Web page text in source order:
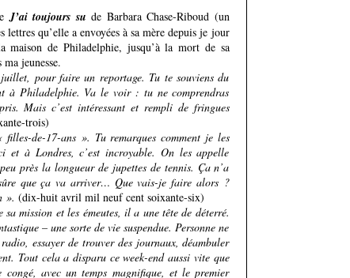
J’ai toujours su de Barbara Chase-Riboud (un
qu’elle a envoyées à sa mère depuis je jour
maison de Philadelphie, jusqu’à la mort de sa
jeunesse.
pour faire un reportage. Tu te souviens du
à Philadelphie. Va le voir : tu ne comprendras
Mais c’est intéressant et rempli de fringues
trois)
de-17-ans ». Tu remarques comment je les
et à Londres, c’est incroyable. On les appelle
près la longueur de jupettes de tennis. Ça n’a
que ça va arriver… Que vais-je faire alors ?
». (dix-huit avril mil neuf cent soixante-six)
mission et les émeutes, il a une tête de déterré.
– une sorte de vie suspendue. Personne ne
essayer de trouver des journaux, déambuler
Tout cela a disparu ce week-end aussi vite que
avec un temps magnifique, et le premier